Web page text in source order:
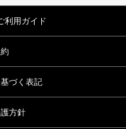
利用ガイド
づく表記
方針